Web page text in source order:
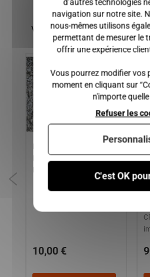
Vous pourriez
10,00 €
navigation sur notre site.
nous-mêmes utilisons
permettant de mesurer le
offrir une expérience
Vous pourrez modifier vos
moment en cliquant sur
n'importe
C'est OK
Refuser les